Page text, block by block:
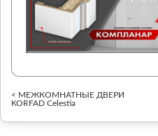
< МЕЖКОМНАТНЫЕ ДВЕРИ
KORFAD Celestia